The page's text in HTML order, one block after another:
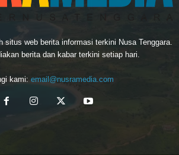
situs web berita informasi terkini Nusa Tenggara.
berita dan kabar terkini setiap hari.
kami: email@nusramedia.com